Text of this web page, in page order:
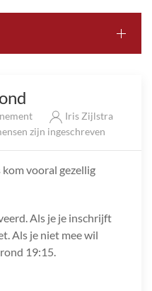
Iris Zijlstra
zijn ingeschreven
kom vooral gezellig
Als je je inschrijft
Als je niet mee wil
19:15.